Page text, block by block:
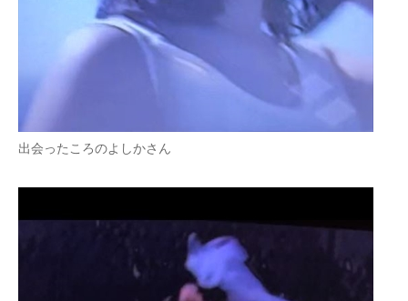
出会ったころのよしかさん